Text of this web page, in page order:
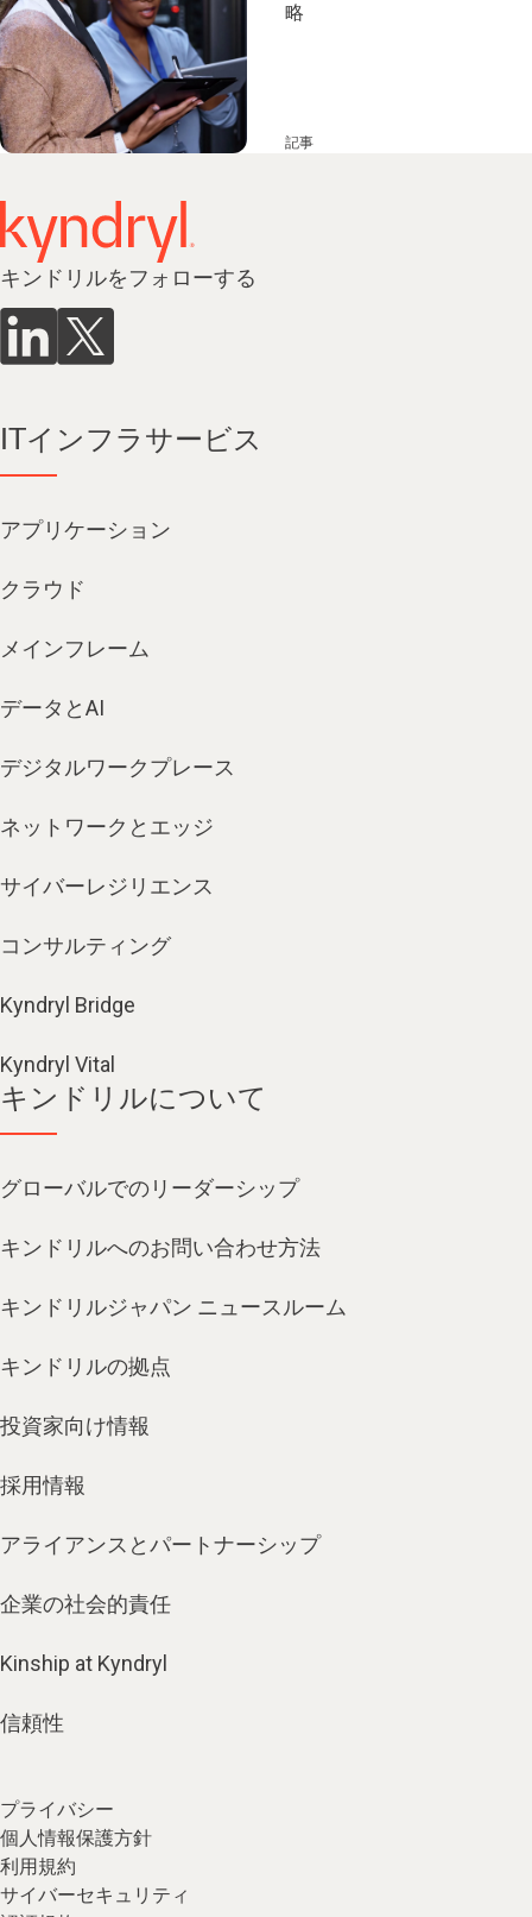
略
記事
キンドリルをフォローする
ITインフラサービス
アプリケーション
クラウド
メインフレーム
データとAI
デジタルワークプレース
ネットワークとエッジ
サイバーレジリエンス
コンサルティング
Kyndryl Bridge
Kyndryl Vital
キンドリルについて
グローバルでのリーダーシップ
キンドリルへのお問い合わせ方法
キンドリルジャパン ニュースルーム
キンドリルの拠点
投資家向け情報
採用情報
アライアンスとパートナーシップ
企業の社会的責任
Kinship at Kyndryl
信頼性
プライバシー
個人情報保護方針
利用規約
サイバーセキュリティ